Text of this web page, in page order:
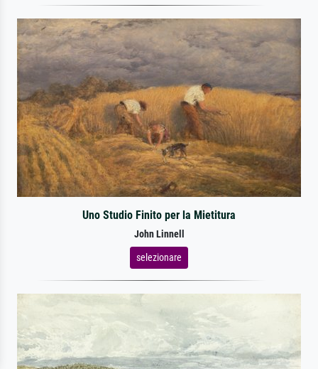
Uno Studio Finito per la Mietitura
John Linnell
selezionare